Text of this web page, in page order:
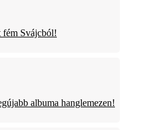
fém Svájcból!
albuma hanglemezen!